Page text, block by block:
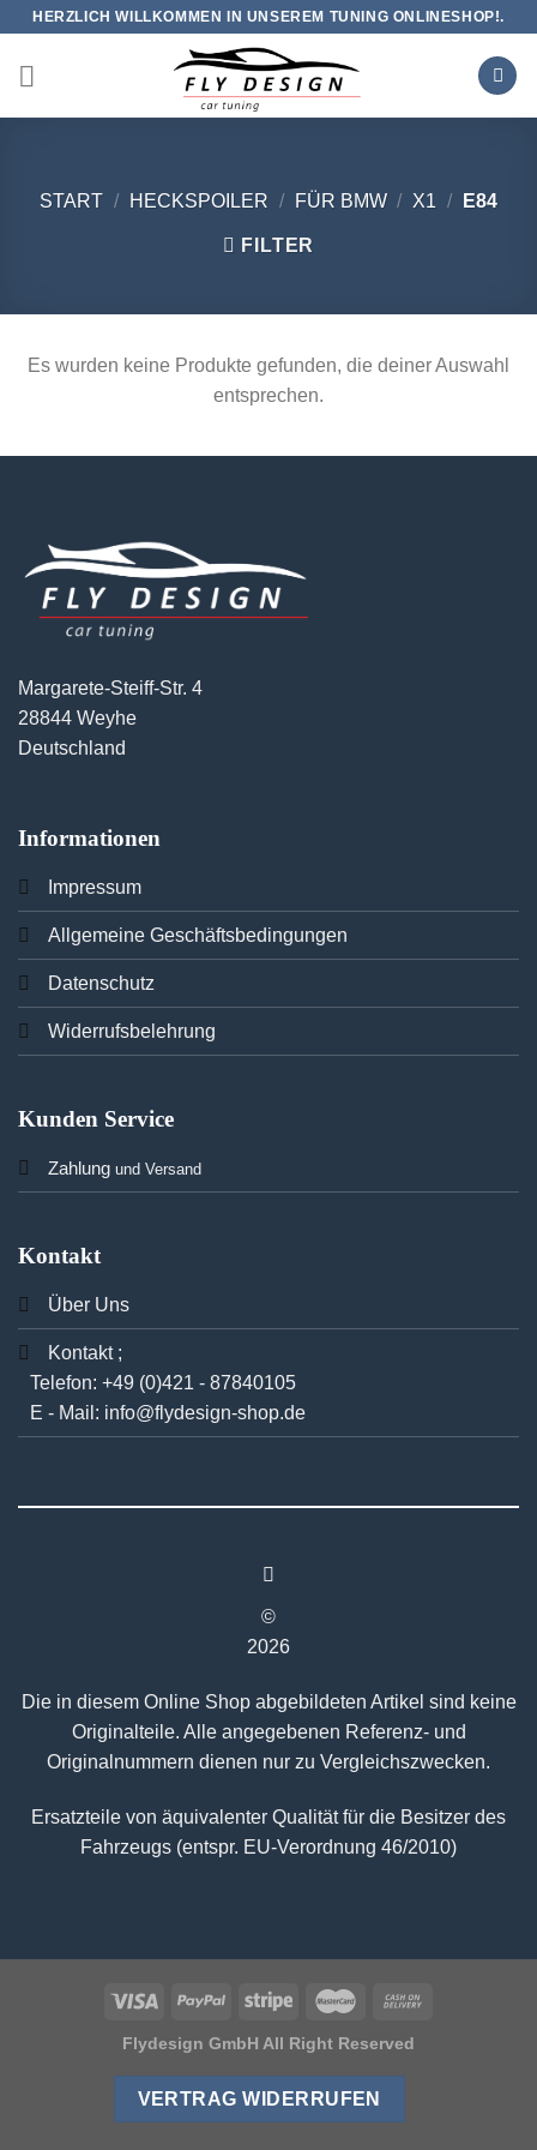
Zum
springen
HERZLICH WILLKOMMEN IN UNSEREM TUNING ONLINESHOP!.
START / HECKSPOILER / FÜR BMW / X1 / E84
FILTER
Es wurden keine Produkte gefunden, die deiner Auswahl
entsprechen.
Margarete-Steiff-Str. 4
28844 Weyhe
Deutschland
Informationen
Impressum
Allgemeine Geschäftsbedingungen
Datenschutz
Widerrufsbelehrung
Kunden Service
Zahlungund Versand
Kontakt
Über Uns
Kontakt ;
Telefon: +49 (0)421 - 87840105
E - Mail: info@flydesign-shop.de
©
2026
Die in diesem Online Shop abgebildeten Artikel sind keine
Originalteile. Alle angegebenen Referenz- und
Originalnummern dienen nur zu Vergleichszwecken.
Ersatzteile von äquivalenter Qualität für die Besitzer des
Fahrzeugs (entspr. EU-Verordnung 46/2010)
Flydesign GmbH All Right Reserved
VERTRAG WIDERRUFEN